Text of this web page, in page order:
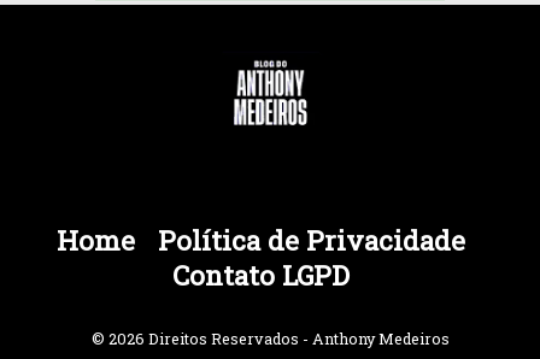
Home
Política de Privacidade
Contato LGPD
© 2026 Direitos Reservados - Anthony Medeiros